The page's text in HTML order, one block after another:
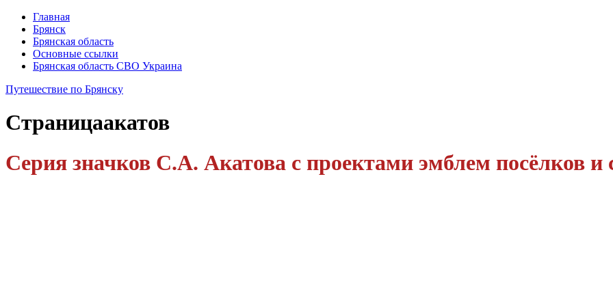
Главная
Брянск
Брянская область
Основные ссылки
Брянская область СВО Украина
Путешествие по Брянску
Страницаакатов
Серия значков С.А. Акатова с проектами эмблем посёлков и